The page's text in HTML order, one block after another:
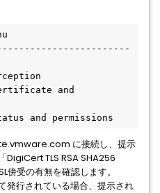
and
and permissions
に接続し、提示
DigiCert TLS RSA SHA256
傍受の有無を確認します。
発行されている場合、提示され